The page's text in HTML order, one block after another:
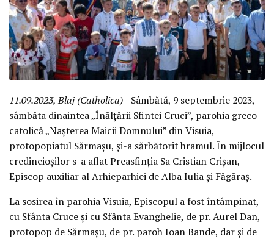
11.09.2023, Blaj (Catholica)- Sâmbătă, 9 septembrie 2023,
sâmbăta dinaintea „Înălțării Sfintei Cruci”, parohia greco-
catolică „Nașterea Maicii Domnului” din Visuia,
protopopiatul Sărmașu, și-a sărbătorit hramul. În mijlocul
credincioșilor s-a aflat Preasfinția Sa Cristian Crișan,
Episcop auxiliar al Arhieparhiei de Alba Iulia și Făgăraș.
La sosirea în parohia Visuia, Episcopul a fost întâmpinat,
cu Sfânta Cruce și cu Sfânta Evanghelie, de pr. Aurel Dan,
protopop de Sărmașu, de pr. paroh Ioan Bande, dar și de